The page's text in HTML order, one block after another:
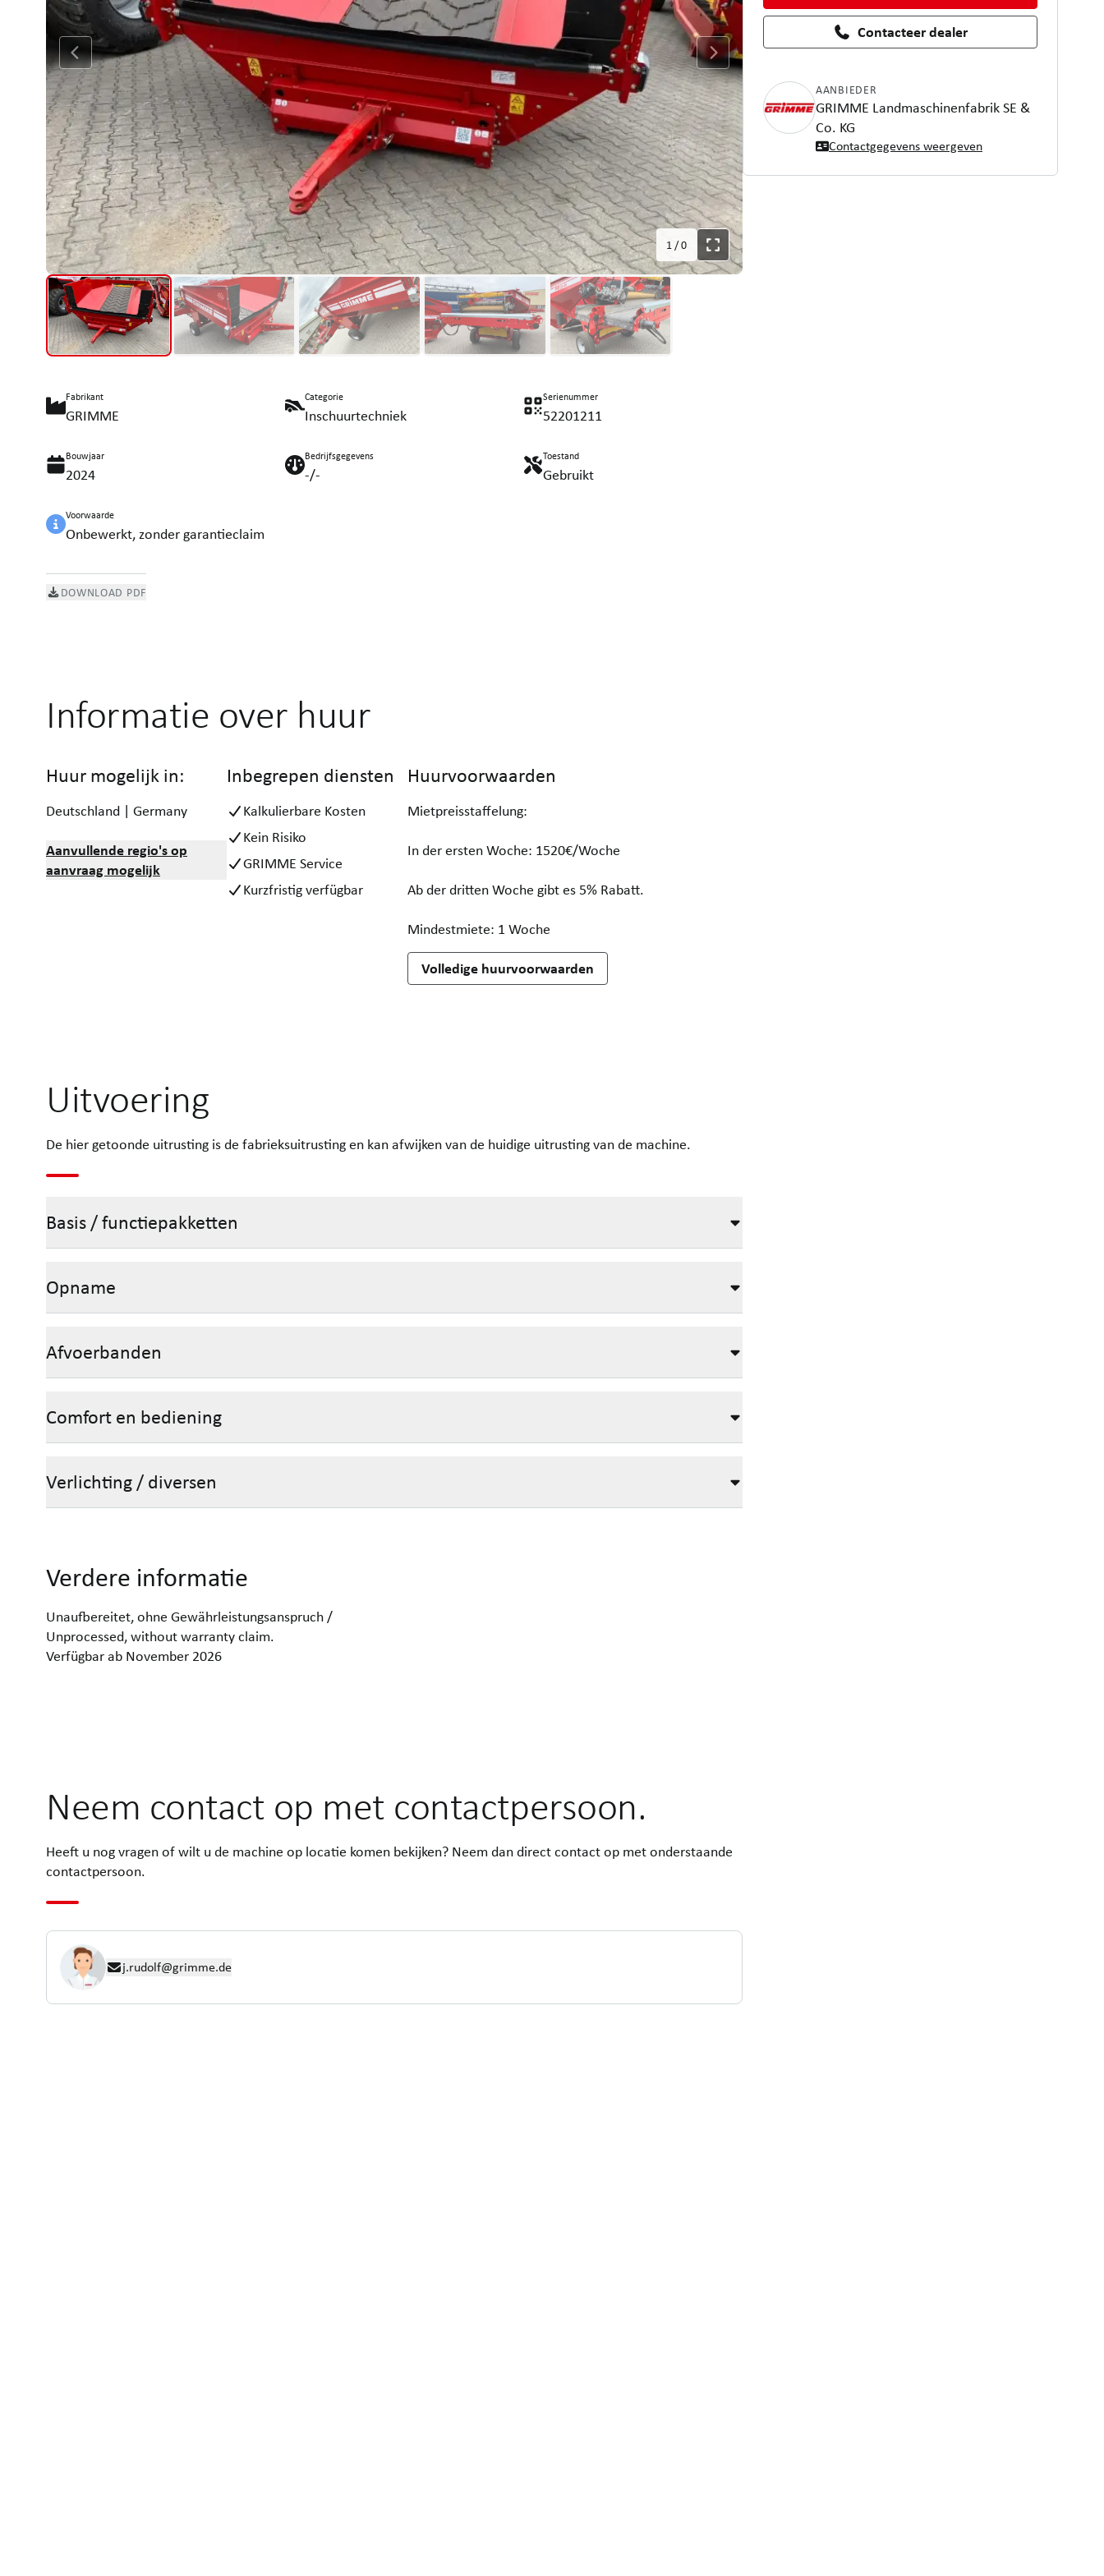
1/0
Fabrikant
GRIMME
Categorie
Inschuurtechniek
Serienummer
52201211
Bouwjaar
2024
Bedrijfsgegevens
-/-
Toestand
Gebruikt
Voorwaarde
Onbewerkt, zonder garantieclaim
DOWNLOAD PDF
Informatie over huur
Huur mogelijk in:
Deutschland | Germany
Aanvullende regio's op
aanvraag mogelijk
Inbegrepen diensten
Kalkulierbare Kosten
Kein Risiko
GRIMME Service
Kurzfristig verfügbar
Huurvoorwaarden
Mietpreisstaffelung:
In der ersten Woche: 1520€/Woche
Ab der dritten Woche gibt es 5% Rabatt.
Mindestmiete: 1 Woche
Volledige huurvoorwaarden
Uitvoering
De hier getoonde uitrusting is de fabrieksuitrusting en kan afwijken van de huidige uitrusting van de machine.
Basis / functiepakketten
Opname
Afvoerbanden
Comfort en bediening
Verlichting / diversen
Verdere informatie
Unaufbereitet, ohne Gewährleistungsanspruch /
Unprocessed, without warranty claim.
Verfügbar ab November 2026
Neem contact op met contactpersoon.
Heeft u nog vragen of wilt u de machine op locatie komen bekijken? Neem dan direct contact op met onderstaande
contactpersoon.
j.rudolf@grimme.de
Contacteer dealer
AANBIEDER
GRIMME Landmaschinenfabrik SE &
Co. KG
Contactgegevens weergeven